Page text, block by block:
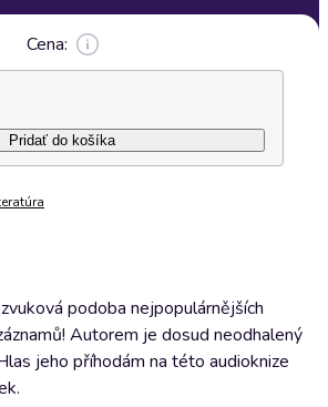
Cena:
Pridať do košíka
podoba nejpopulárnějších
Autorem je dosud neodhalený
jeho příhodám na této audioknize